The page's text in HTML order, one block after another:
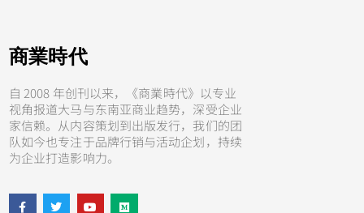
商業時代
自 2008 年创刊以来，《商業時代》以专业
视角报道大马与东南亚商业趋势，深受企业
家信赖。从内容策划到出版发行，我们的团
队如今也专注于品牌行销与活动企划，持续
为企业打造影响力。